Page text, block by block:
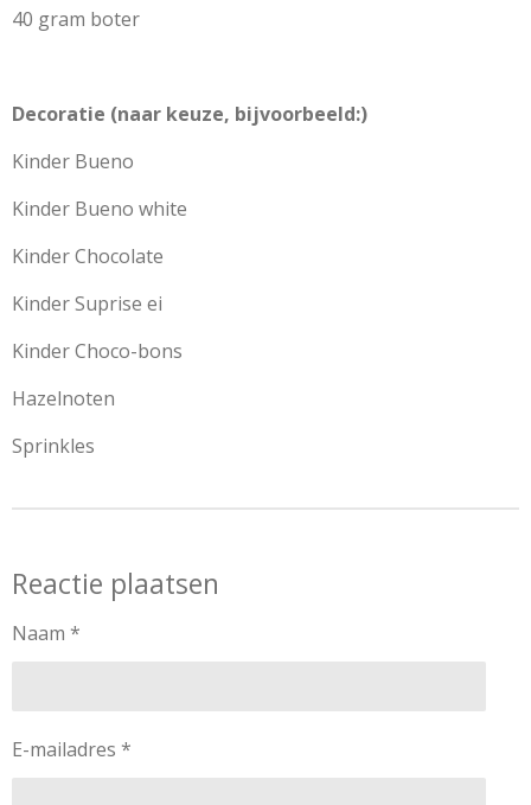
40 gram boter
Decoratie (naar keuze, bijvoorbeeld:)
Kinder Bueno
Kinder Bueno white
Kinder Chocolate
Kinder Suprise ei
Kinder Choco-bons
Hazelnoten
Sprinkles
Reactie plaatsen
Naam *
E-mailadres *